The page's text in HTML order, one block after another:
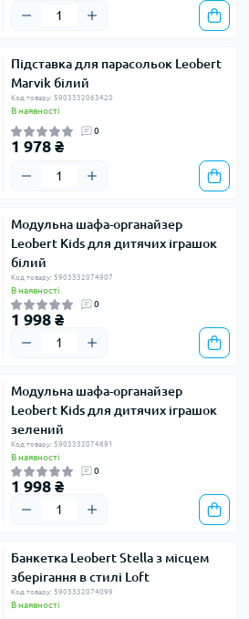
Підставка для парасольок Leobert
Marvik білий
Код товару: 5903332063420
В наявності
0
1 978 ₴
Модульна шафа-органайзер
Leobert Kids для дитячих іграшок
білий
Код товару: 5903332074907
В наявності
0
1 998 ₴
Модульна шафа-органайзер
Leobert Kids для дитячих іграшок
зелений
Код товару: 5903332074891
В наявності
0
1 998 ₴
Банкетка Leobert Stella з місцем
зберігання в стилі Loft
Код товару: 5903332074099
В наявності